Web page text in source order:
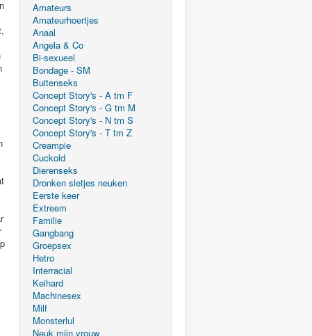
Amateurs
Amateurhoertjes
Anaal
Angela & Co
Bi-sexueel
Bondage - SM
Buitenseks
Concept Story's - A tm F
Concept Story's - G tm M
Concept Story's - N tm S
Concept Story's - T tm Z
Creampie
Cuckold
Dierenseks
Dronken sletjes neuken
Eerste keer
Extreem
Familie
Gangbang
Groepsex
Hetro
Interracial
Keihard
Machinesex
Milf
Monsterlul
Neuk mijn vrouw